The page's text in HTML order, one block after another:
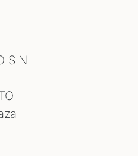
SIN